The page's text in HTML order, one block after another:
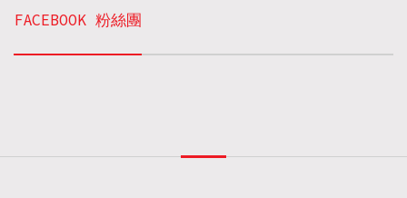
FACEBOOK 粉絲團